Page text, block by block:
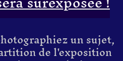
zun sujet,
de l'exposition